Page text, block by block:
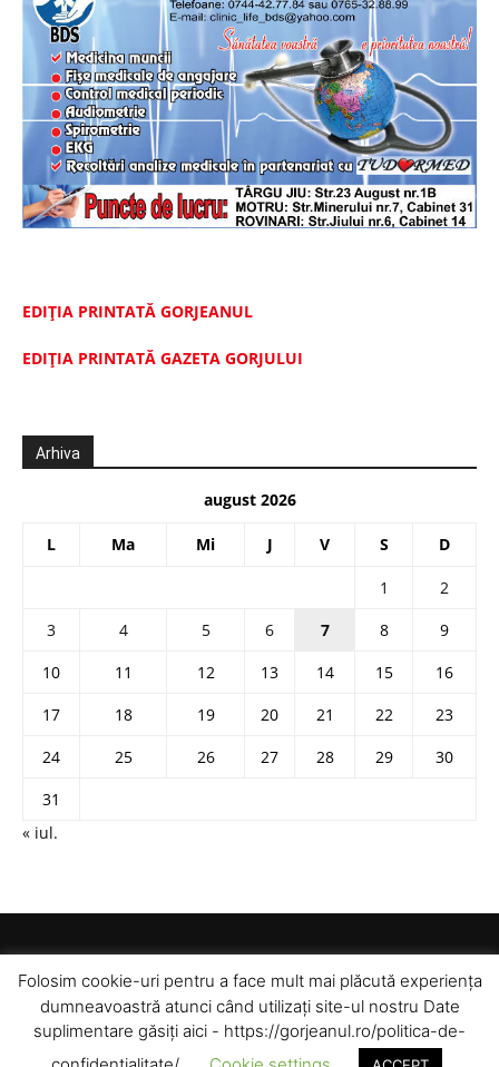
EDIȚIA PRINTATĂ GORJEANUL
EDIŢIA PRINTATĂ GAZETA GORJULUI
Arhiva
august 2026
L Ma Mi J V S D
1
2
3
4 5 6 7 8
9
10
11 12 13 14 15
16
17
18 19 20 21 22
23
24
25 26 27 28 29
30
31
« iul.
Folosim cookie-uri pentru a face mult mai plăcută experiența
dumneavoastră atunci când utilizați site-ul nostru Date
suplimentare găsiți aici - https://gorjeanul.ro/politica-de-